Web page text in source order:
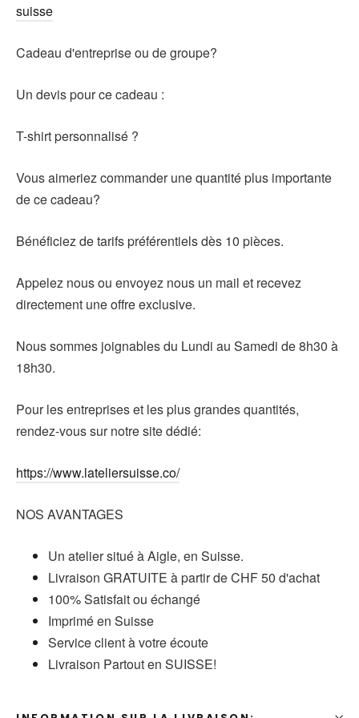
suisse
Cadeau d'entreprise ou de groupe?
Un devis pour ce cadeau :
T-shirt personnalisé ?
Vous aimeriez commander une quantité plus importante
de ce cadeau?
Bénéficiez de tarifs préférentiels dès 10 pièces.
Appelez nous ou envoyez nous un mail et recevez
directement une offre exclusive.
Nous sommes joignables du Lundi au Samedi de 8h30 à
18h30.
Pour les entreprises et les plus grandes quantités,
rendez-vous sur notre site dédié:
https://www.lateliersuisse.co/
NOS AVANTAGES
Un atelier situé à Aigle, en Suisse.
Livraison GRATUITE à partir de CHF 50 d'achat
100% Satisfait ou échangé
Imprimé en Suisse
Service client à votre écoute
Livraison Partout en SUISSE!